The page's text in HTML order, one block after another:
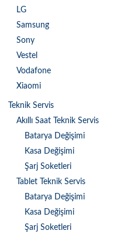
LG
Samsung
Sony
Vestel
Vodafone
Xiaomi
Teknik Servis
Akıllı Saat Teknik Servis
Batarya Değişimi
Kasa Değişimi
Şarj Soketleri
Tablet Teknik Servis
Batarya Değişimi
Kasa Değişimi
Şarj Soketleri